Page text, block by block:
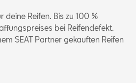
deine Reifen. Bis zu 100 %
bei Reifendefekt.
SEAT Partner gekauften Reifen